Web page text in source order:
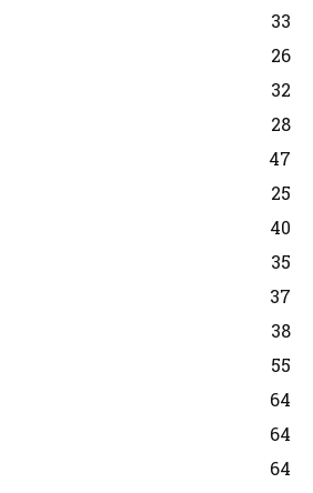
33
26
32
28
47
25
40
35
37
38
55
64
64
64